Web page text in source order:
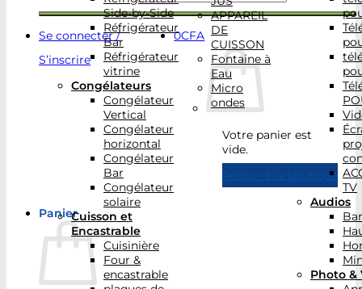
Se connecter /
S’inscrire
0CFA
Votre panier est
vide.
Retour à la boutique
Panier
Side-by-Side
Réfrigérateur
Bar
Réfrigérateur
vitrine
Congélateurs
Congélateur
Vertical
Congélateur
horizontal
Congélateur
Bar
Congélateur
solaire
Cuisson et
Encastrable
Cuisinière
Four &
encastrable
APPAREIL
DE
CUISSON
Fontaine à
Eau
Micro
ondes
TV
Audios
Photo &